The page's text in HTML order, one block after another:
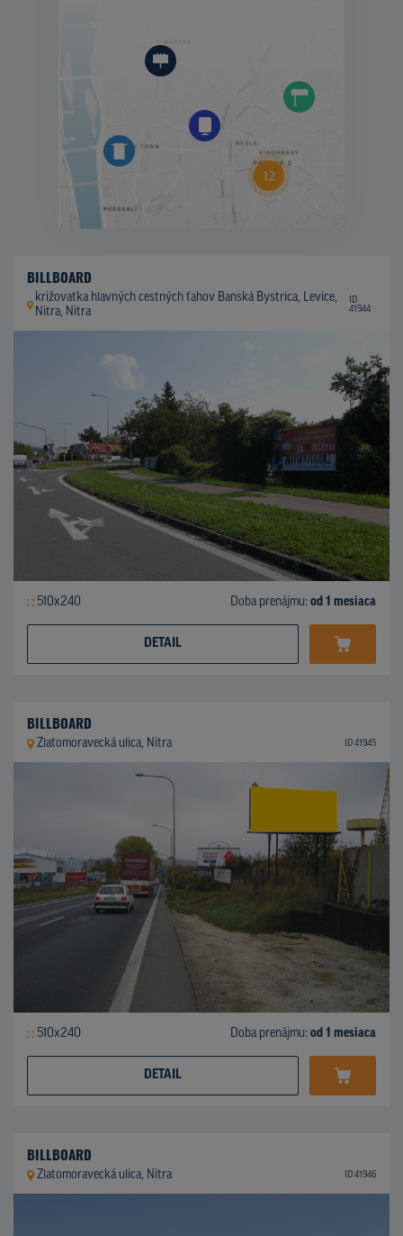
BILLBOARD
križovatka hlavných cestných ťahov Banská Bystrica, Levice,
Nitra, Nitra
ID
41944
510x240 Doba prenájmu: od 1 mesiaca
DETAIL
BILLBOARD
Zlatomoravecká ulica, Nitra ID 41945
510x240 Doba prenájmu: od 1 mesiaca
DETAIL
BILLBOARD
Zlatomoravecká ulica, Nitra ID 41946